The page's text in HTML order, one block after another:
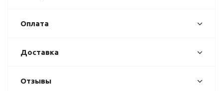
Оплата
Доставка
Отзывы